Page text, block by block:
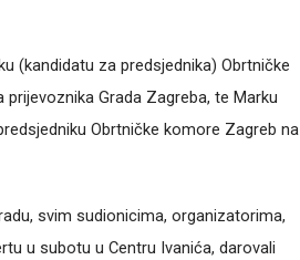
(kandidatu za predsjednika) Obrtničke
Grada Zagreba, te Marku
Obrtničke komore Zagreb na
svim sudionicima, organizatorima,
u subotu u Centru Ivanića, darovali